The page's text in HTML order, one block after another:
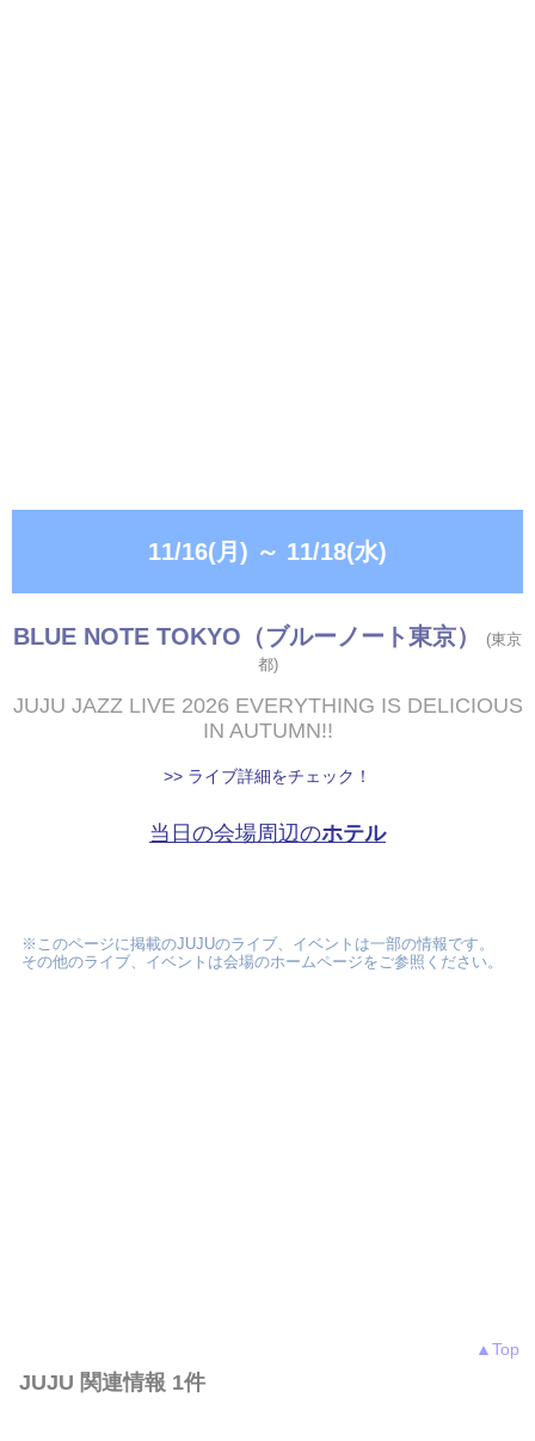
11/16(月) ～ 11/18(水)
BLUE NOTE TOKYO（ブルーノート東京）
(東京
都)
JUJU JAZZ LIVE 2026 EVERYTHING IS DELICIOUS
IN AUTUMN!!
>> ライブ詳細をチェック！
当日の会場周辺のホテル
※このページに掲載のJUJUのライブ、イベントは一部の情報です。
その他のライブ、イベントは会場のホームページをご参照ください。
▲Top
JUJU 関連情報 1件